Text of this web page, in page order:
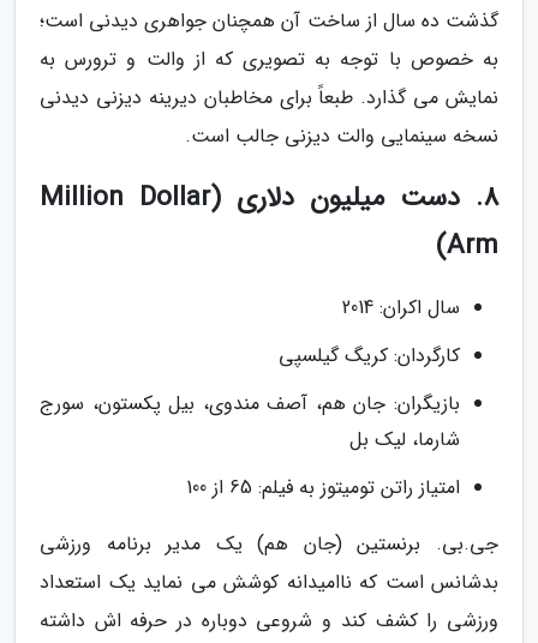
گذشت ده سال از ساخت آن همچنان جواهری دیدنی است؛
به خصوص با توجه به تصویری که از والت و ترورس به
نمایش می گذارد. طبعاً برای مخاطبان دیرینه دیزنی دیدنی
نسخه سینمایی والت دیزنی جالب است.
8. دست میلیون دلاری (Million Dollar
Arm)
سال اکران: 2014
کارگردان: کریگ گیلسپی
بازیگران: جان هم، آصف مندوی، بیل پکستون، سورج
شارما، لیک بل
امتیاز راتن تومیتوز به فیلم: 65 از 100
جی.بی. برنستین (جان هم) یک مدیر برنامه ورزشی
بدشانس است که ناامیدانه کوشش می نماید یک استعداد
ورزشی را کشف کند و شروعی دوباره در حرفه اش داشته